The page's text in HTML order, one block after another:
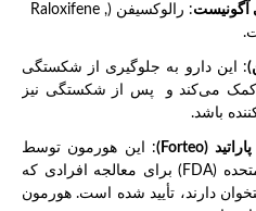
آگونیست
: رالوکسیفن (Raloxifene ,
: این دارو به جلوگیری از شکستگی
کمک می‌کند و پس از شکستگی نیز
باشد.
(Forteo)
: این هورمون توسط
سازمان غذا و داروی ایالات متحده (FDA) برای معالجه افرادی که
دارند، تأیید شده است. هورمون